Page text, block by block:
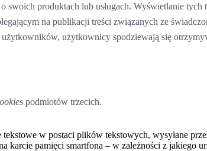
swoich produktach lub usługach. Wyświetlanie
na publikacji treści związanych ze
użytkownicy spodziewają się
podmiotów trzecich.
w postaci plików tekstowych, wysyłane
karcie pamięci smartfona – w zależności z jakiego